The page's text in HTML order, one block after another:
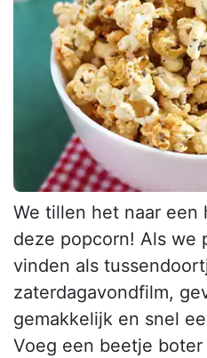
We tillen het naar een
deze popcorn! Als we
vinden als
zaterdagavondfilm,
gemakkelijk en snel
Voeg een beetje